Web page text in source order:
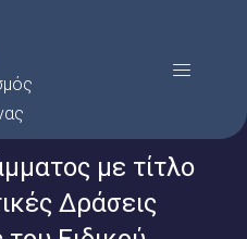
Menu
με τίτλο
Δράσεις